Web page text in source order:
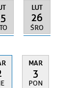
LUT
26
ŚRO
MAR
3
PON